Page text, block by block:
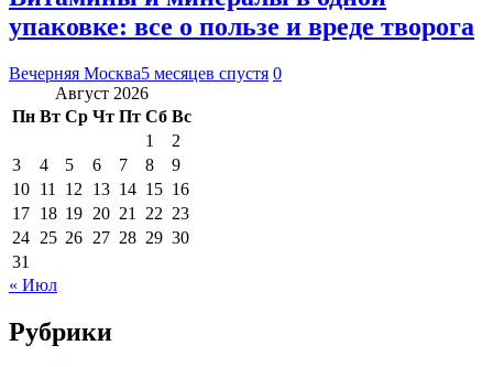
упаковке: все о пользе и вреде творога
Вечерняя Москва5 месяцев спустя 0
Август 2026
Пн Вт Ср Чт Пт Сб Вс
1
2
3
4 5 6 7 8
9
10 11 12 13 14 15 16
17 18 19 20 21 22 23
24 25 26 27 28 29 30
31
« Июл
Рубрики